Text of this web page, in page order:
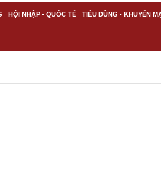
HỘI NHẬP - QUỐC TẾ TIÊU DÙNG - KHUYẾN